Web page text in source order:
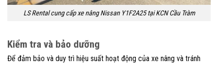
LS Rental cung cấp xe nâng Nissan Y1F2A25 tại KCN Cầu Tràm
Kiểm tra và bảo dưỡng
Để đảm bảo và duy trì hiệu suất hoạt động của xe nâng và tránh